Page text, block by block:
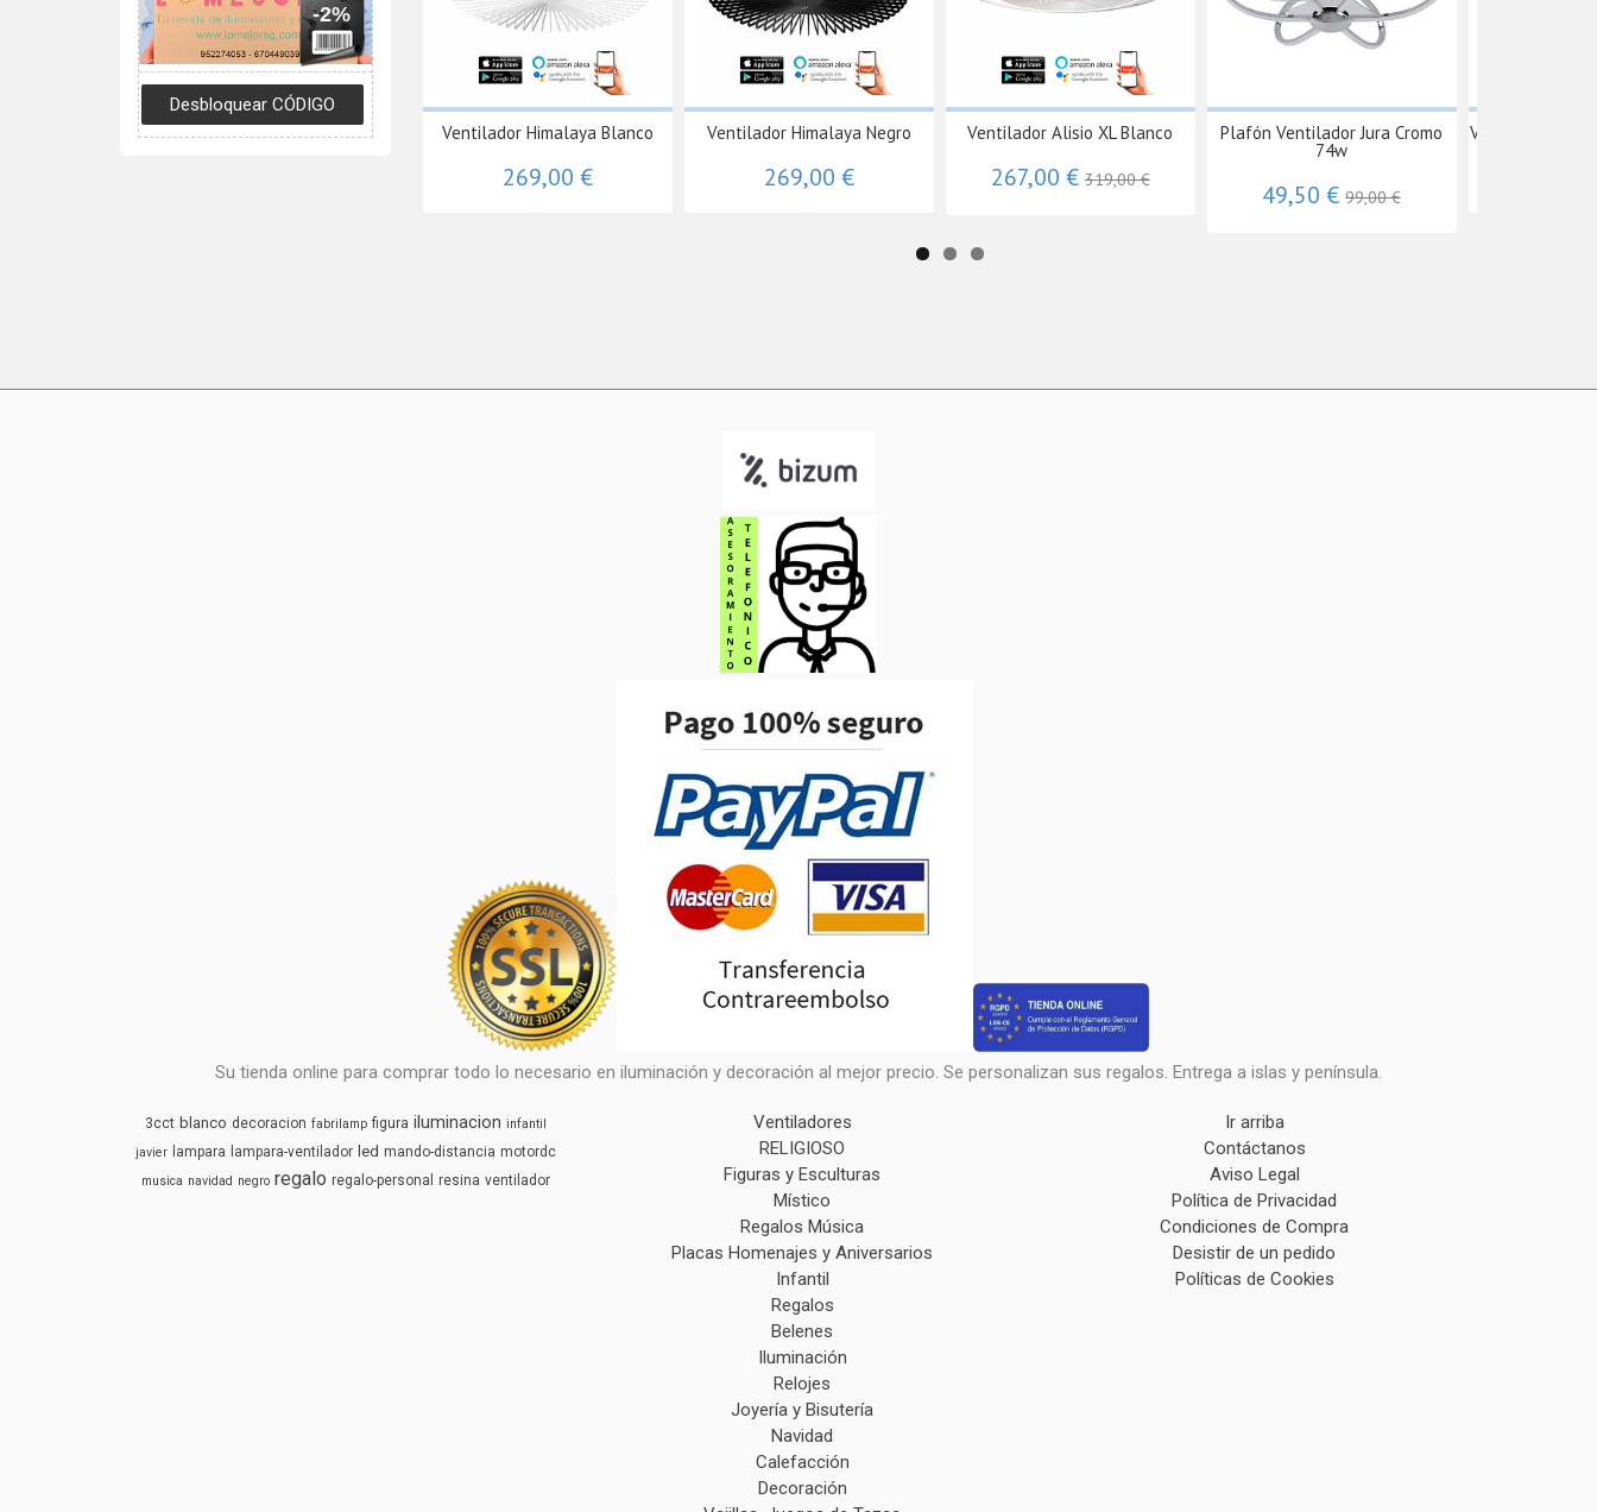
-2%
Ventilador Himalaya Blanco
269,00 €
Ventilador Himalaya Negro
269,00 €
Ventilador Alisio XL Blanco
267,00 € 319,00 €
Plafón Ventilador Jura Cromo
74w
49,50 €99,00 €
Ventilador
Su tienda online para comprar todo lo necesario en iluminación y decoración al mejor precio. Se personalizan sus regalos. Entrega a islas y península.
3cct blanco decoracion fabrilamp figura iluminacion infantil
javier
lampara lampara-ventilador led mando-distancia motordc
musica navidad negro regalo regalo-personal resina ventilador
Ventiladores
RELIGIOSO
Figuras y Esculturas
Místico
Regalos Música
Placas Homenajes y Aniversarios
Infantil
Regalos
Belenes
Iluminación
Relojes
Joyería y Bisutería
Navidad
Calefacción
Decoración
Ir arriba
Contáctanos
Aviso Legal
Política de Privacidad
Condiciones de Compra
Desistir de un pedido
Políticas de Cookies